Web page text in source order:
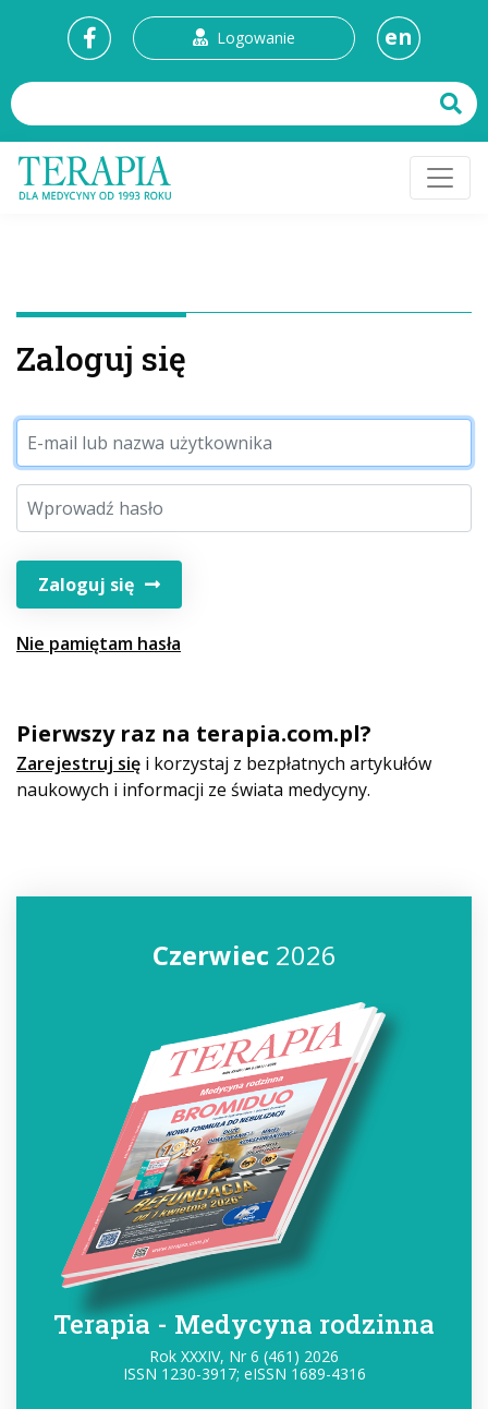
Logowanie en
Zaloguj się
Zaloguj się
Nie pamiętam hasła
Pierwszy raz na terapia.com.pl?
Zarejestruj się i korzystaj z bezpłatnych artykułów
naukowych i informacji ze świata medycyny.
Czerwiec2026
Terapia - Medycyna rodzinna
Rok XXXIV, Nr 6 (461) 2026
ISSN 1230-3917; eISSN 1689-4316